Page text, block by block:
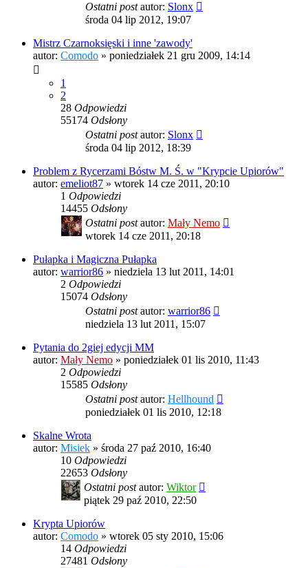
Ostatni postautor: Slonx
środa 04 lip 2012, 19:07
Mistrz Czarnoksięski i inne 'zawody'
autor: Comodo » poniedziałek 21 gru 2009, 14:14
1
2
28 Odpowiedzi
55174 Odsłony
Ostatni postautor: Slonx
środa 04 lip 2012, 18:39
Problem z Rycerzami Bóstw M. Ś. w "Krypcie Upiorów"
autor: emeliot87 » wtorek 14 cze 2011, 20:10
1 Odpowiedzi
14455 Odsłony
Ostatni postautor: Mały Nemo
wtorek 14 cze 2011, 20:18
Pułapka i Magiczna Pułapka
autor: warrior86 » niedziela 13 lut 2011, 14:01
2 Odpowiedzi
15074 Odsłony
Ostatni postautor: warrior86
niedziela 13 lut 2011, 15:07
Pytania do 2giej edycji MM
autor: Mały Nemo » poniedziałek 01 lis 2010, 11:43
2 Odpowiedzi
15585 Odsłony
Ostatni postautor: Hellhound
poniedziałek 01 lis 2010, 12:18
Skalne Wrota
autor: Misiek » środa 27 paź 2010, 16:40
10 Odpowiedzi
22653 Odsłony
Ostatni postautor: Wiktor
piątek 29 paź 2010, 22:50
Krypta Upiorów
autor: Comodo » wtorek 05 sty 2010, 15:06
14 Odpowiedzi
27481 Odsłony